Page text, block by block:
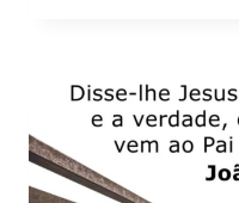
MATEUS
6:33?